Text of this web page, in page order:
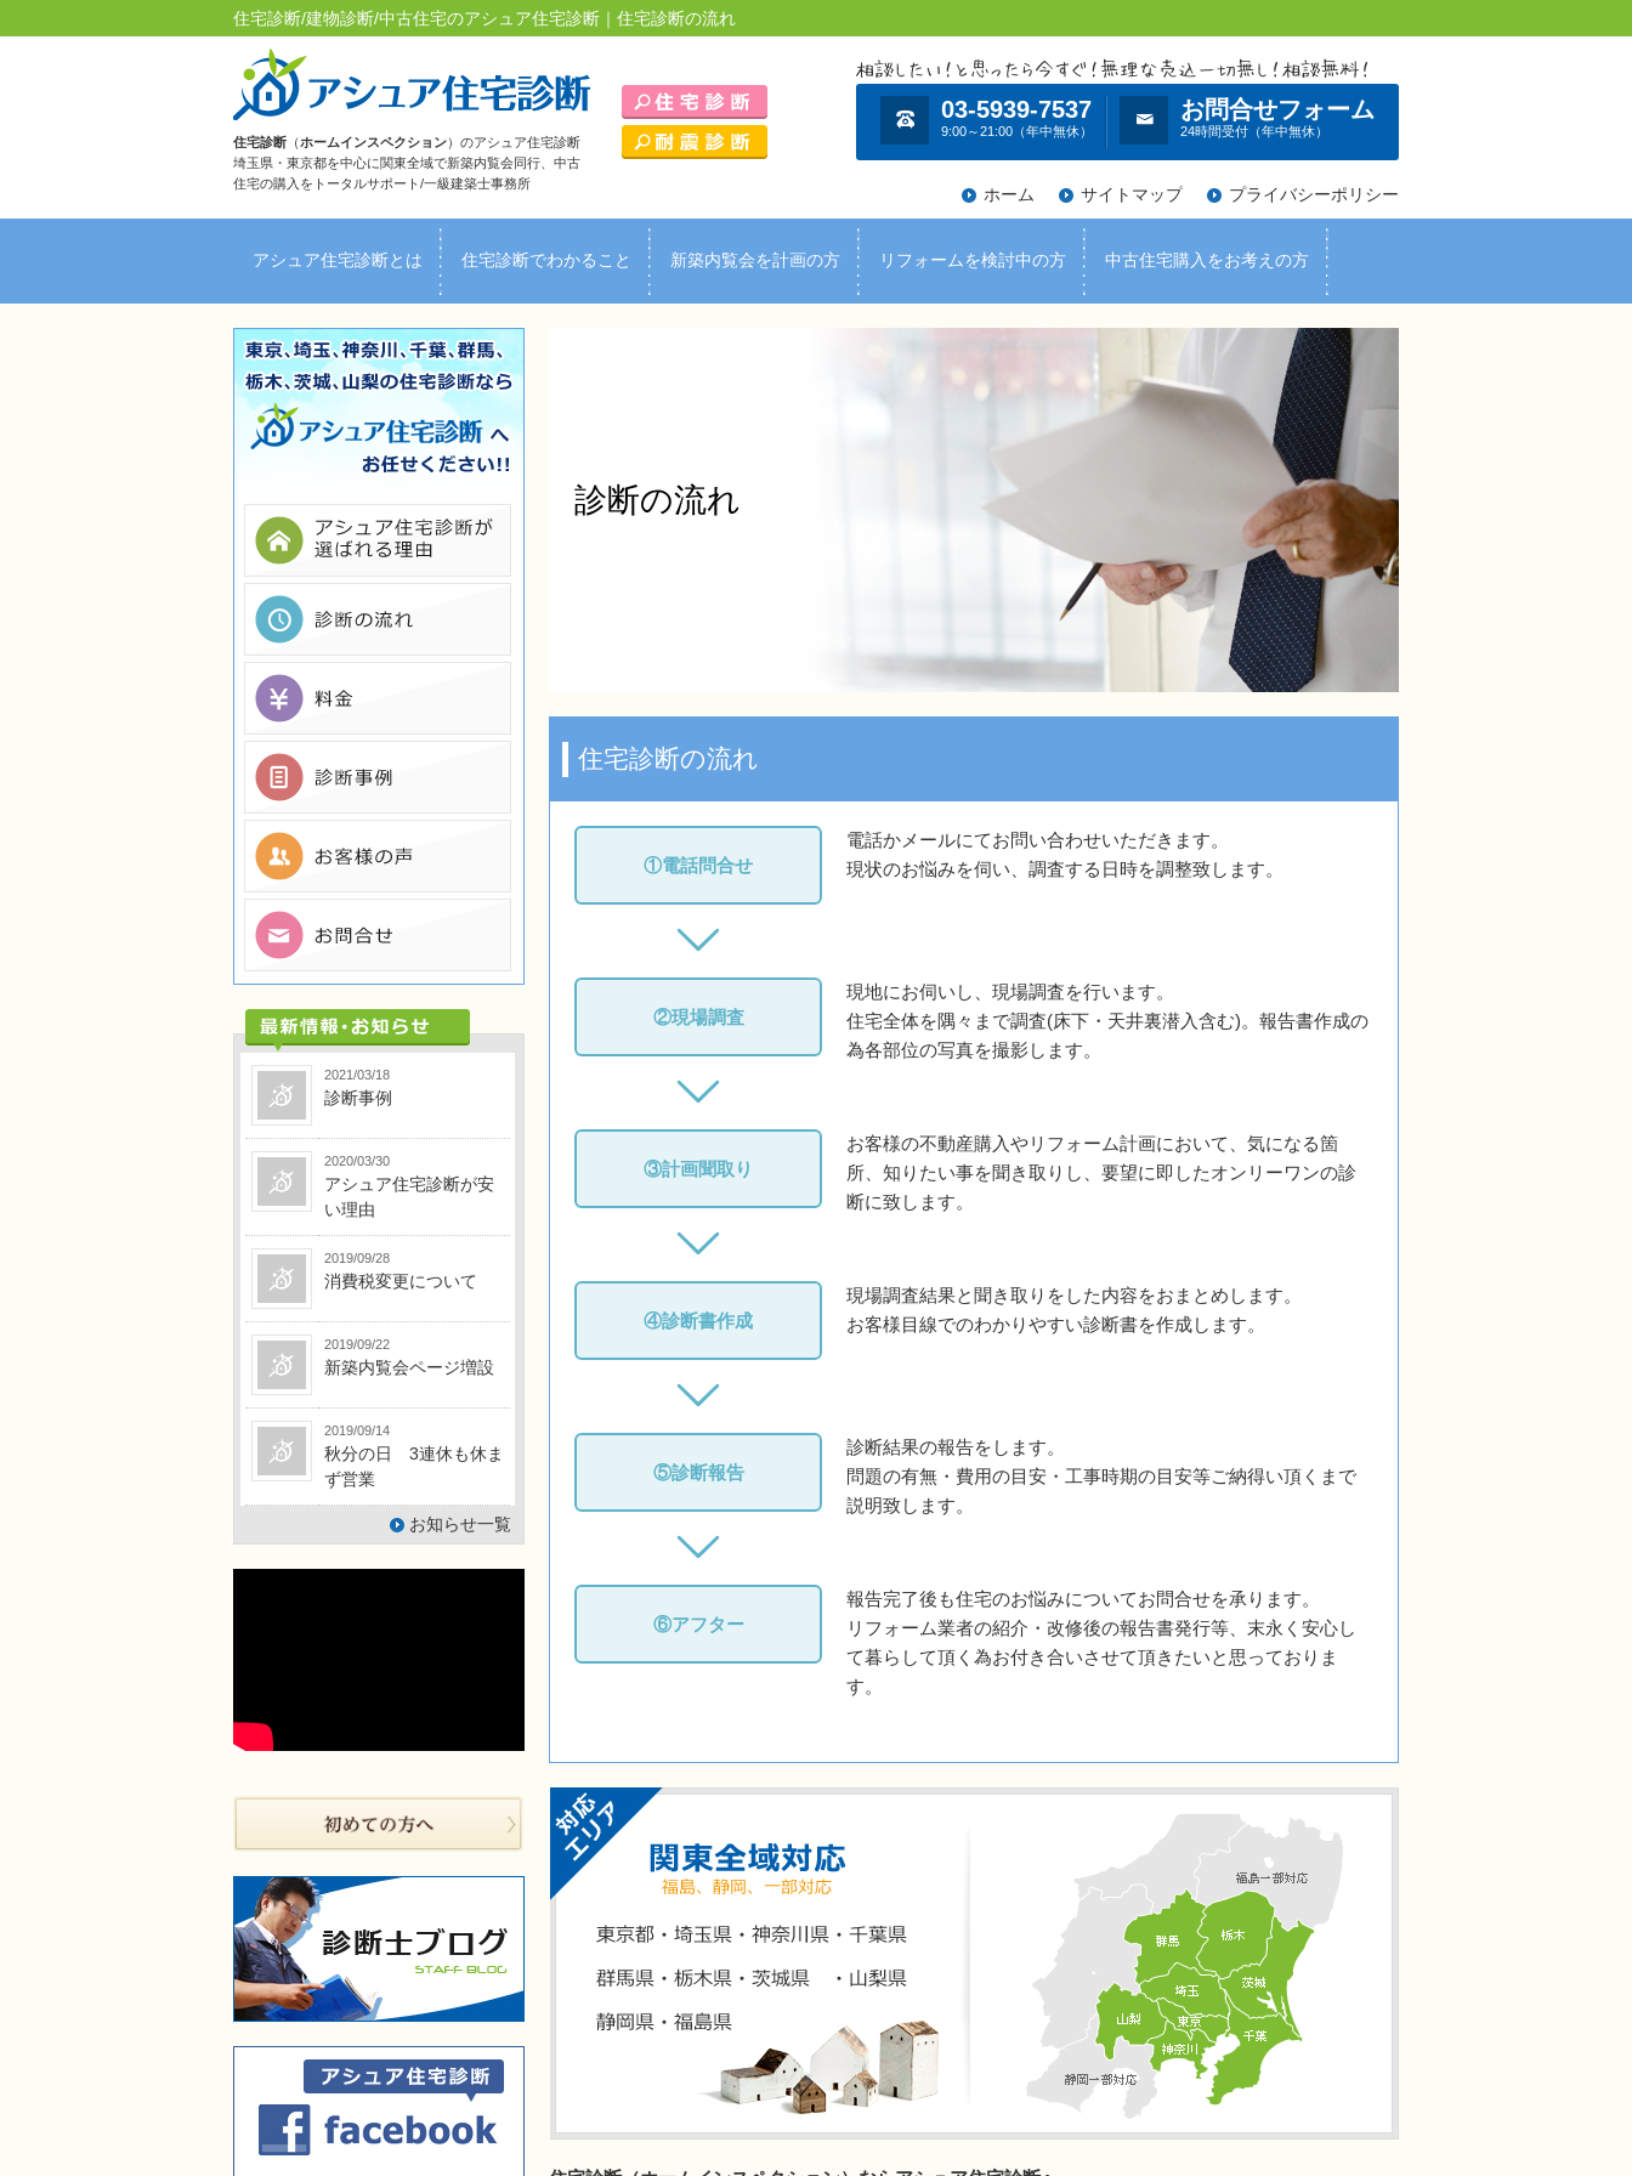
住宅診断/建物診断/中古住宅のアシュア住宅診断｜住宅診断の流れ
住宅診断 （ ホームインスペクション）のアシュア住宅診断
埼玉県・東京都を中心に関東全域で新築内覧会同行、中古
住宅の購入をトータルサポート/一級建築士事務所
03-5939-7537
9:00～21:00（年中無休）
お問合せフォーム
24時間受付（年中無休）
アシュア住宅診断とは 住宅診断でわかること 新築内覧会を計画の方 リフォームを検討中の方 中古住宅購入をお考えの方
ＦＡＱ
ホーム サイトマップ プライバシーポリシー
診断の流れ
住宅診断の流れ
①電話問合せ
電話かメールにてお問い合わせいただきます。
現状のお悩みを伺い、調査する日時を調整致します。
②現場調査
現地にお伺いし、現場調査を行います。
住宅全体を隅々まで調査(床下・天井裏潜入含む)。報告書作成の
為各部位の写真を撮影します。
③計画聞取り
お客様の不動産購入やリフォーム計画において、気になる箇
所、知りたい事を聞き取りし、要望に即したオンリーワンの診
断に致します。
④診断書作成
現場調査結果と聞き取りをした内容をおまとめします。
お客様目線でのわかりやすい診断書を作成します。
⑤診断報告
診断結果の報告をします。
問題の有無・費用の目安・工事時期の目安等ご納得い頂くまで
説明致します。
⑥アフター
報告完了後も住宅のお悩みについてお問合せを承ります。
リフォーム業者の紹介・改修後の報告書発行等、末永く安心し
て暮らして頂く為お付き合いさせて頂きたいと思っておりま
す。
2021/03/18
診断事例
2020/03/30
アシュア住宅診断が安
い理由
2019/09/28
消費税変更について
2019/09/22
新築内覧会ページ増設
2019/09/14
秋分の日 3連休も休ま
ず営業
お知らせ一覧